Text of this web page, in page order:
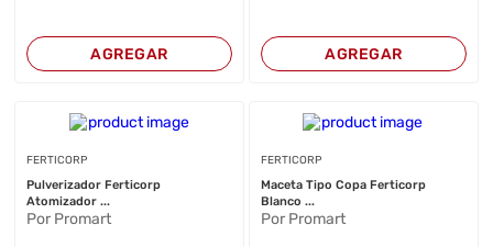
AGREGAR AGREGAR
FERTICORP
Pulverizador Ferticorp
Atomizador ...
Por Promart
FERTICORP
Maceta Tipo Copa Ferticorp
Blanco ...
Por Promart